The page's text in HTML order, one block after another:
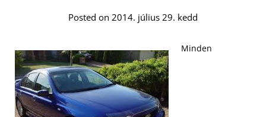
Posted on 2014. július 29. kedd
Minden